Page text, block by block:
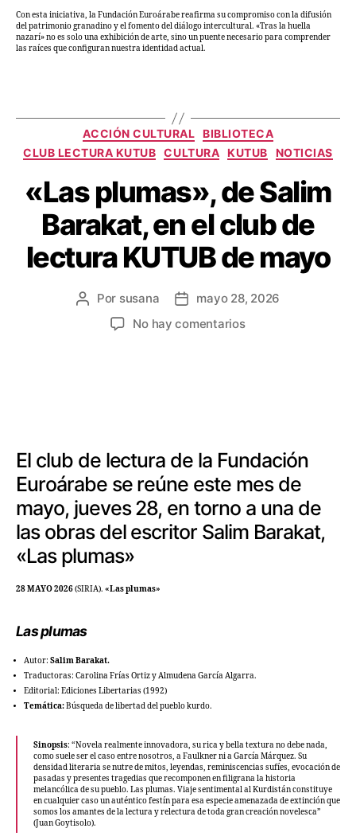
Con esta iniciativa, la Fundación Euroárabe reafirma su compromiso con la difusión
del patrimonio granadino y el fomento del diálogo intercultural. «Tras la huella
nazarí» no es solo una exhibición de arte, sino un puente necesario para comprender
las raíces que configuran nuestra identidad actual.
ACCIÓN CULTURAL
BIBLIOTECA
CLUB LECTURA KUTUB
CULTURA KUTUB NOTICIAS
«Las plumas», de Salim
Barakat, en el club de
lectura KUTUB de mayo
Por susana
mayo 28, 2026
No hay comentarios
El club de lectura de la Fundación
Euroárabe se reúne este mes de
mayo, jueves 28, en torno a una de
las obras del escritor Salim Barakat,
«Las plumas»
28 MAYO 2026(SIRIA). «Las plumas»
Las plumas
Autor: Salim Barakat.
Traductoras: Carolina Frías Ortiz y Almudena García Algarra.
Editorial: Ediciones Libertarias (1992)
Temática:Búsqueda de libertad del pueblo kurdo.
Sinopsis: “Novela realmente innovadora, su rica y bella textura no debe nada,
como suele ser el caso entre nosotros, a Faulkner ni a García Márquez. Su
densidad literaria se nutre de mitos, leyendas, reminiscencias sufíes, evocación de
pasadas y presentes tragedias que recomponen en filigrana la historia
melancólica de su pueblo. Las plumas. Viaje sentimental al Kurdistán constituye
en cualquier caso un auténtico festín para esa especie amenazada de extinción que
somos los amantes de la lectura y relectura de toda gran creación novelesca”
(Juan Goytisolo).